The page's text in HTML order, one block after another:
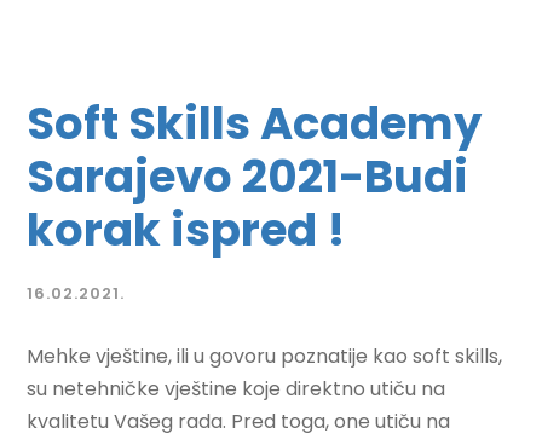
Soft Skills Academy
Sarajevo 2021-Budi
korak ispred !
16.02.2021.
Mehke vještine, ili u govoru poznatije kao soft skills,
su netehničke vještine koje direktno utiču na
kvalitetu Vašeg rada. Pred toga, one utiču na